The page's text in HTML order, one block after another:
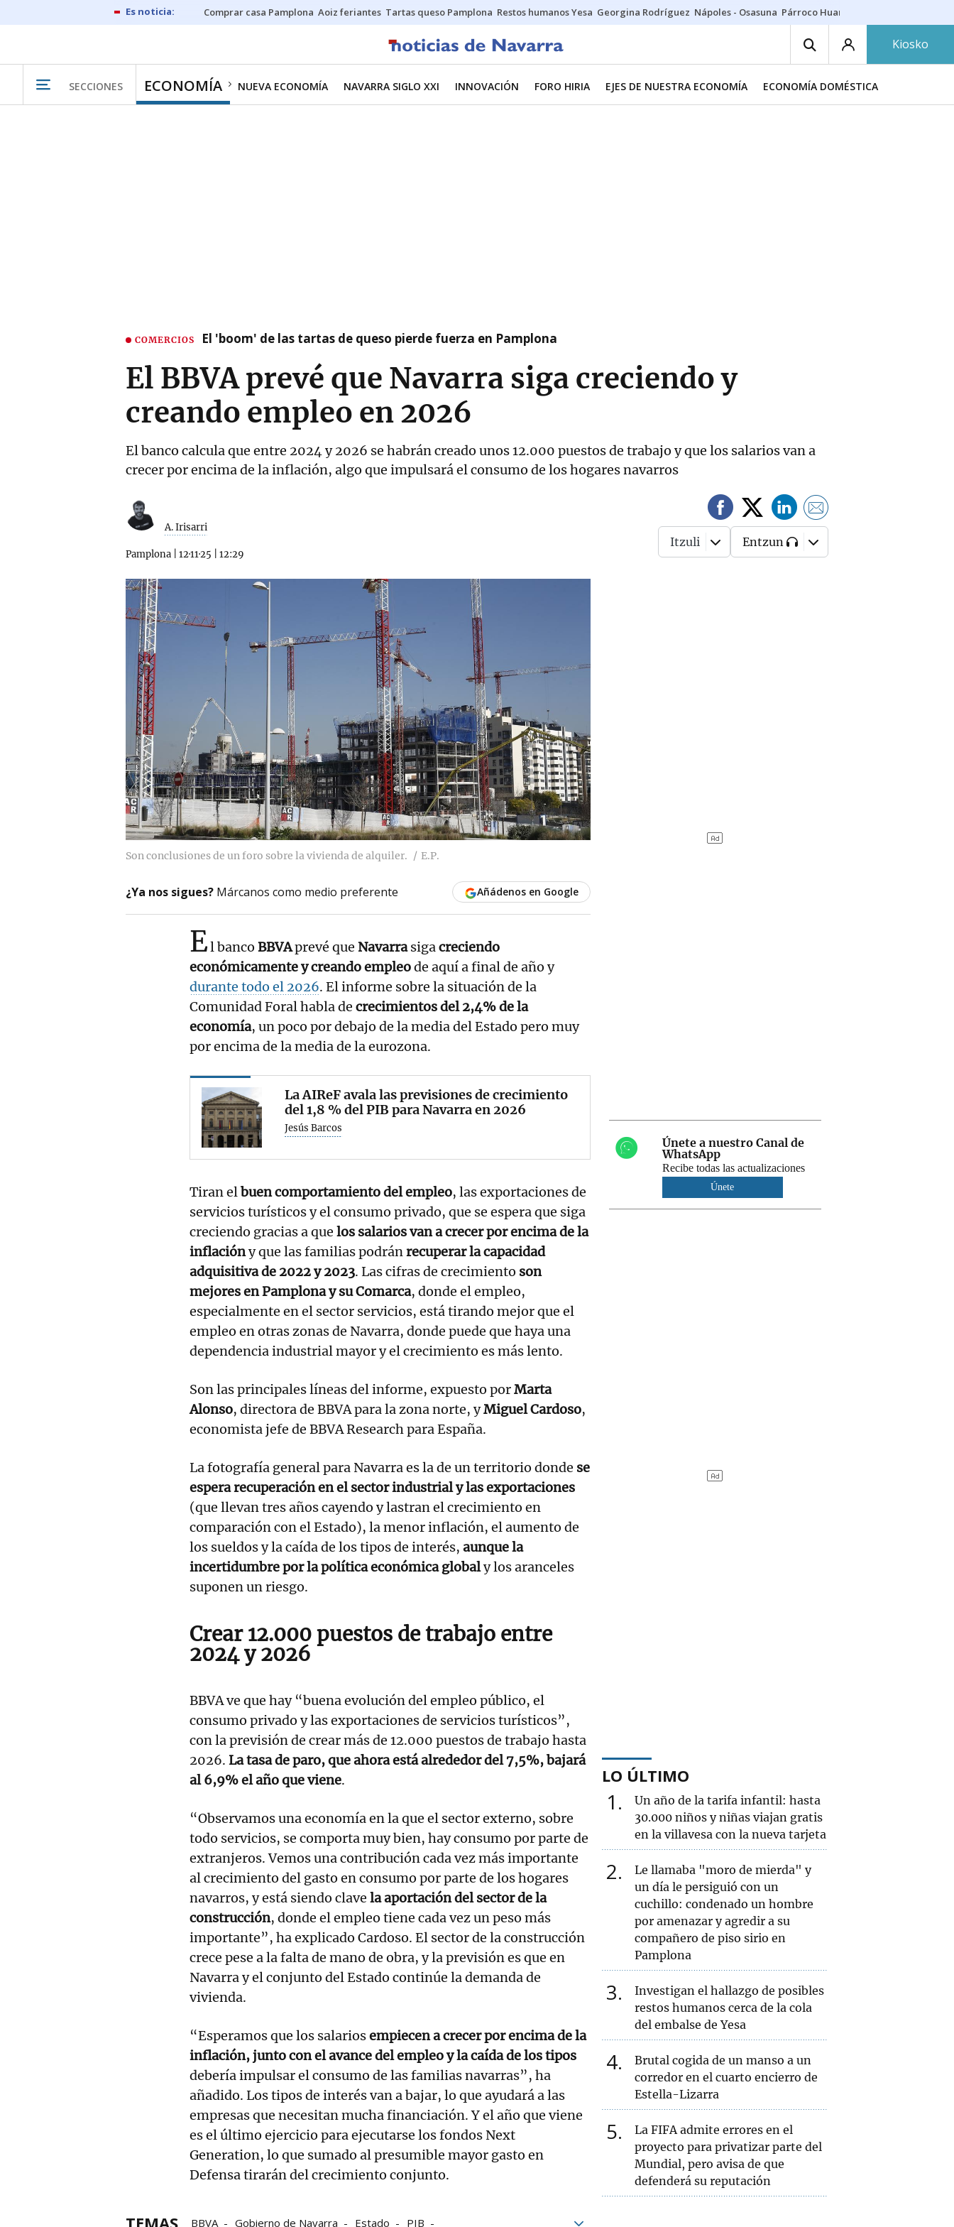
Comprar casa Pamplona Aoiz feriantes Tartas queso Pamplona Restos humanos Yesa Georgina Rodríguez Nápoles - Osasuna Párroco Huarte
Kiosko
SECCIONES ECONOMÍA NUEVA ECONOMÍA NAVARRA SIGLO XXI INNOVACIÓN FORO HIRIA EJES DE NUESTRA ECONOMÍA ECONOMÍA DOMÉSTICA
COMERCIOS El 'boom' de las tartas de queso pierde fuerza en Pamplona
El BBVA prevé que Navarra siga creciendo y
creando empleo en 2026
El banco calcula que entre 2024 y 2026 se habrán creado unos 12.000 puestos de trabajo y que los salarios van a
crecer por encima de la inflación, algo que impulsará el consumo de los hogares navarros
A. Irisarri
Pamplona 12·11·25 12:29
Itzuli Entzun
Son conclusiones de un foro sobre la vivienda de alquiler. E.P.
¿Ya nos sigues? Márcanos como medio preferente Añádenos en Google
El banco BBVAprevé que Navarrasigacreciendo
económicamente y creando empleode aquí a final de año y
durante todo el 2026. El informe sobre la situación de la
Comunidad Foral habla de crecimientos del 2,4% de la
economía, un poco por debajo de la media del Estado pero muy
por encima de la media de la eurozona.
La AIReF avala las previsiones de crecimiento
del 1,8 % del PIB para Navarra en 2026
Jesús Barcos
Tiran elbuen comportamiento del empleo, las exportaciones de
servicios turísticos y el consumo privado, que se espera que siga
creciendo gracias a que los salarios van a crecer por encima de la
inflacióny que las familias podránrecuperar la capacidad
adquisitiva de 2022 y 2023. Las cifras de crecimiento son
mejores en Pamplona y su Comarca, donde el empleo,
especialmente en el sector servicios, está tirando mejor que el
empleo en otras zonas de Navarra, donde puede que haya una
dependencia industrial mayor y el crecimiento es más lento.
Son las principales líneas del informe, expuesto porMarta
Alonso, directora de BBVA para la zona norte, yMiguel Cardoso,
economista jefe de BBVA Research para España.
La fotografía general para Navarra es la de un territorio donde se
espera recuperación en el sector industrial y las exportaciones
(que llevan tres años cayendo y lastran el crecimiento en
comparación con el Estado), la menor inflación, el aumento de
los sueldos y la caída de los tipos de interés, aunque la
incertidumbre por la política económica globaly los aranceles
suponen un riesgo.
Crear 12.000 puestos de trabajo entre
2024 y 2026
BBVA ve que hay “buena evolución del empleo público, el
consumo privado y las exportaciones de servicios turísticos”,
con la previsión de crear más de 12.000 puestos de trabajo hasta
2026. La tasa de paro, que ahora está alrededor del 7,5%, bajará
al 6,9% el año que viene.
“Observamos una economía en la que el sector externo, sobre
todo servicios, se comporta muy bien, hay consumo por parte de
extranjeros. Vemos una contribución cada vez más importante
al crecimiento del gasto en consumo por parte de los hogares
navarros, y está siendo clave la aportación del sector de la
construcción, donde el empleo tiene cada vez un peso más
importante”, ha explicado Cardoso. El sector de la construcción
crece pese a la falta de mano de obra, y la previsión es que en
Navarra y el conjunto del Estado continúe la demanda de
vivienda.
“Esperamos que los salariosempiecen a crecer por encima de la
inflación, junto con el avance del empleo y la caída de los tipos
debería impulsar el consumo de las familias navarras”, ha
añadido. Los tipos de interés van a bajar, lo que ayudará a las
empresas que necesitan mucha financiación. Y el año que viene
es el último ejercicio para ejecutarse los fondos Next
Generation, lo que sumado al presumible mayor gasto en
Defensa tirarán del crecimiento conjunto.
TEMAS BBVA Gobierno de Navarra Estado
PIB
Únete a nuestro Canal de
WhatsApp
Recibe todas las actualizaciones
Únete
LO ÚLTIMO
1
Un año de la tarifa infantil: hasta
30.000 niños y niñas viajan gratis
en la villavesa con la nueva tarjeta
2
Le llamaba "moro de mierda" y
un día le persiguió con un
cuchillo: condenado un hombre
por amenazar y agredir a su
compañero de piso sirio en
Pamplona
3
Investigan el hallazgo de posibles
restos humanos cerca de la cola
del embalse de Yesa
4
Brutal cogida de un manso a un
corredor en el cuarto encierro de
Estella-Lizarra
5
La FIFA admite errores en el
proyecto para privatizar parte del
Mundial, pero avisa de que
defenderá su reputación